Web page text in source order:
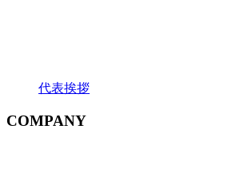
代表挨拶
COMPANY